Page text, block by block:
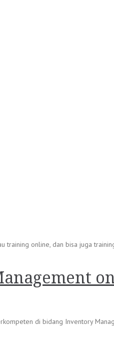
training online, dan bisa juga
di bidang Inventory